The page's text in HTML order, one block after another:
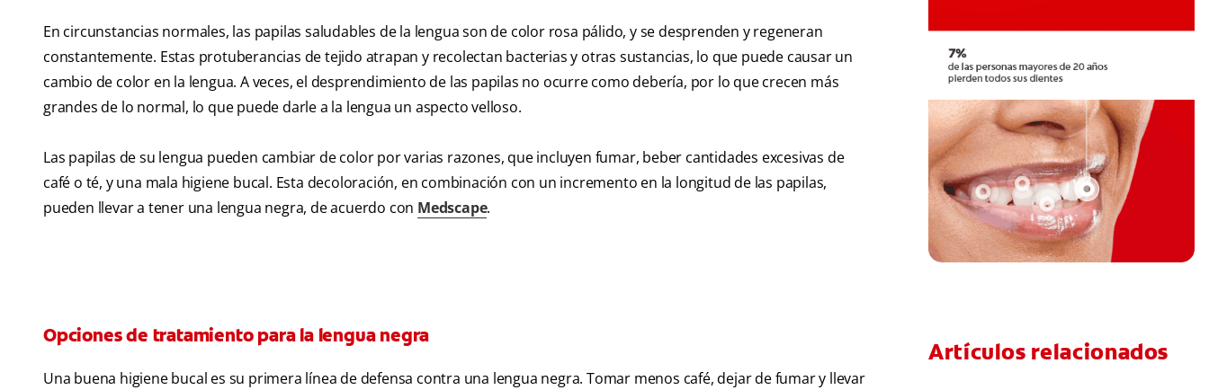
En circunstancias normales, las papilas saludables de la lengua son de color rosa pálido, y se desprenden y regeneran
constantemente. Estas protuberancias de tejido atrapan y recolectan bacterias y otras sustancias, lo que puede causar un
cambio de color en la lengua. A veces, el desprendimiento de las papilas no ocurre como debería, por lo que crecen más
grandes de lo normal, lo que puede darle a la lengua un aspecto velloso.
Las papilas de su lengua pueden cambiar de color por varias razones, que incluyen fumar, beber cantidades excesivas de
café o té, y una mala higiene bucal. Esta decoloración, en combinación con un incremento en la longitud de las papilas,
pueden llevar a tener una lengua negra, de acuerdo con Medscape.
Opciones de tratamiento para la lengua negra
Una buena higiene bucal es su primera línea de defensa contra una lengua negra. Tomar menos café, dejar de fumar y llevar
Artículos relacionados